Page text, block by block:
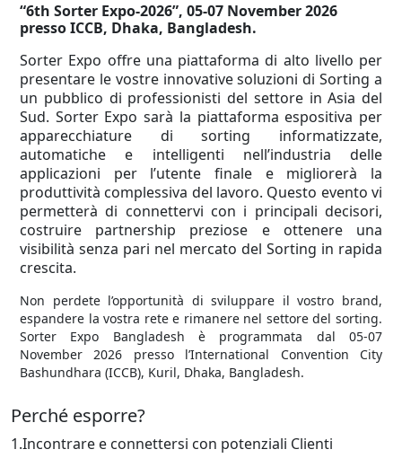
“6th Sorter Expo-2026”, 05-07 November 2026
presso ICCB, Dhaka, Bangladesh.
Sorter Expo offre una piattaforma di alto livello per
presentare le vostre innovative soluzioni di Sorting a
un pubblico di professionisti del settore in Asia del
Sud. Sorter Expo sarà la piattaforma espositiva per
apparecchiature di sorting informatizzate,
automatiche e intelligenti nell’industria delle
applicazioni per l’utente finale e migliorerà la
produttività complessiva del lavoro. Questo evento vi
permetterà di connettervi con i principali decisori,
costruire partnership preziose e ottenere una
visibilità senza pari nel mercato del Sorting in rapida
crescita.
Non perdete l’opportunità di sviluppare il vostro brand,
espandere la vostra rete e rimanere nel settore del sorting.
Sorter Expo Bangladesh è programmata dal 05-07
November 2026 presso l’International Convention City
Bashundhara (ICCB), Kuril, Dhaka, Bangladesh.
Perché esporre?
1.Incontrare e connettersi con potenziali Clienti